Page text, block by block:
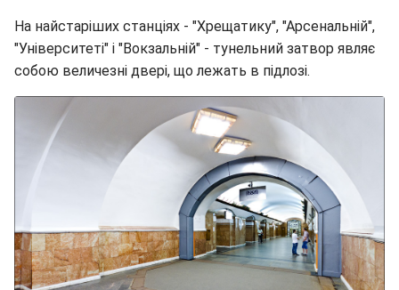
На найстаріших станціях - "Хрещатику", "Арсенальній",
"Університеті" і "Вокзальній" - тунельний затвор являє
собою величезні двері, що лежать в підлозі.